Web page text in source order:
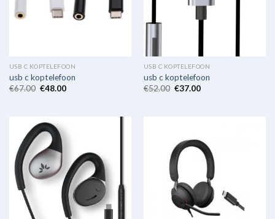
USB C KOPTELEFOON
usb c koptelefoon
€67.00 €48.00
USB C KOPTELEFOON
usb c koptelefoon
€52.00 €37.00